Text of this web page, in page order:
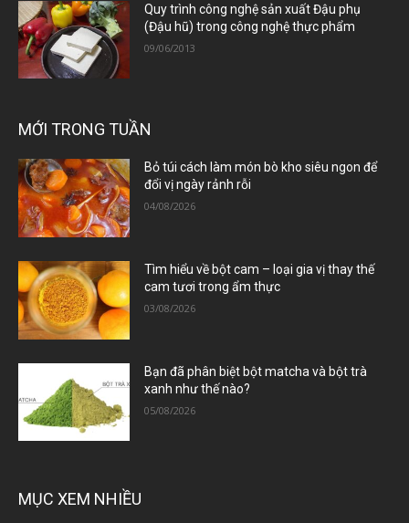
Quy trình công nghệ sản xuất Đậu phụ
(Đậu hũ) trong công nghệ thực phẩm
09/06/2013
MỚI TRONG TUẦN
Bỏ túi cách làm món bò kho siêu ngon để
đổi vị ngày rảnh rỗi
04/08/2026
Tìm hiểu về bột cam – loại gia vị thay thế
cam tươi trong ẩm thực
03/08/2026
Bạn đã phân biệt bột matcha và bột trà
xanh như thế nào?
05/08/2026
MỤC XEM NHIỀU